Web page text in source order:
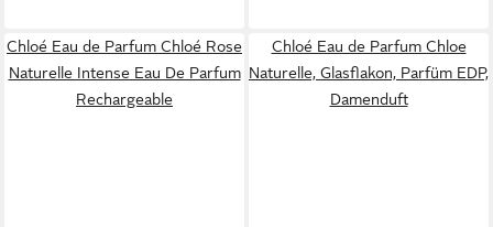
Chloé Eau de Parfum Chloé Rose
Naturelle Intense Eau De Parfum
Rechargeable
Chloé Eau de Parfum Chloe
Naturelle, Glasflakon, Parfüm EDP,
Damenduft